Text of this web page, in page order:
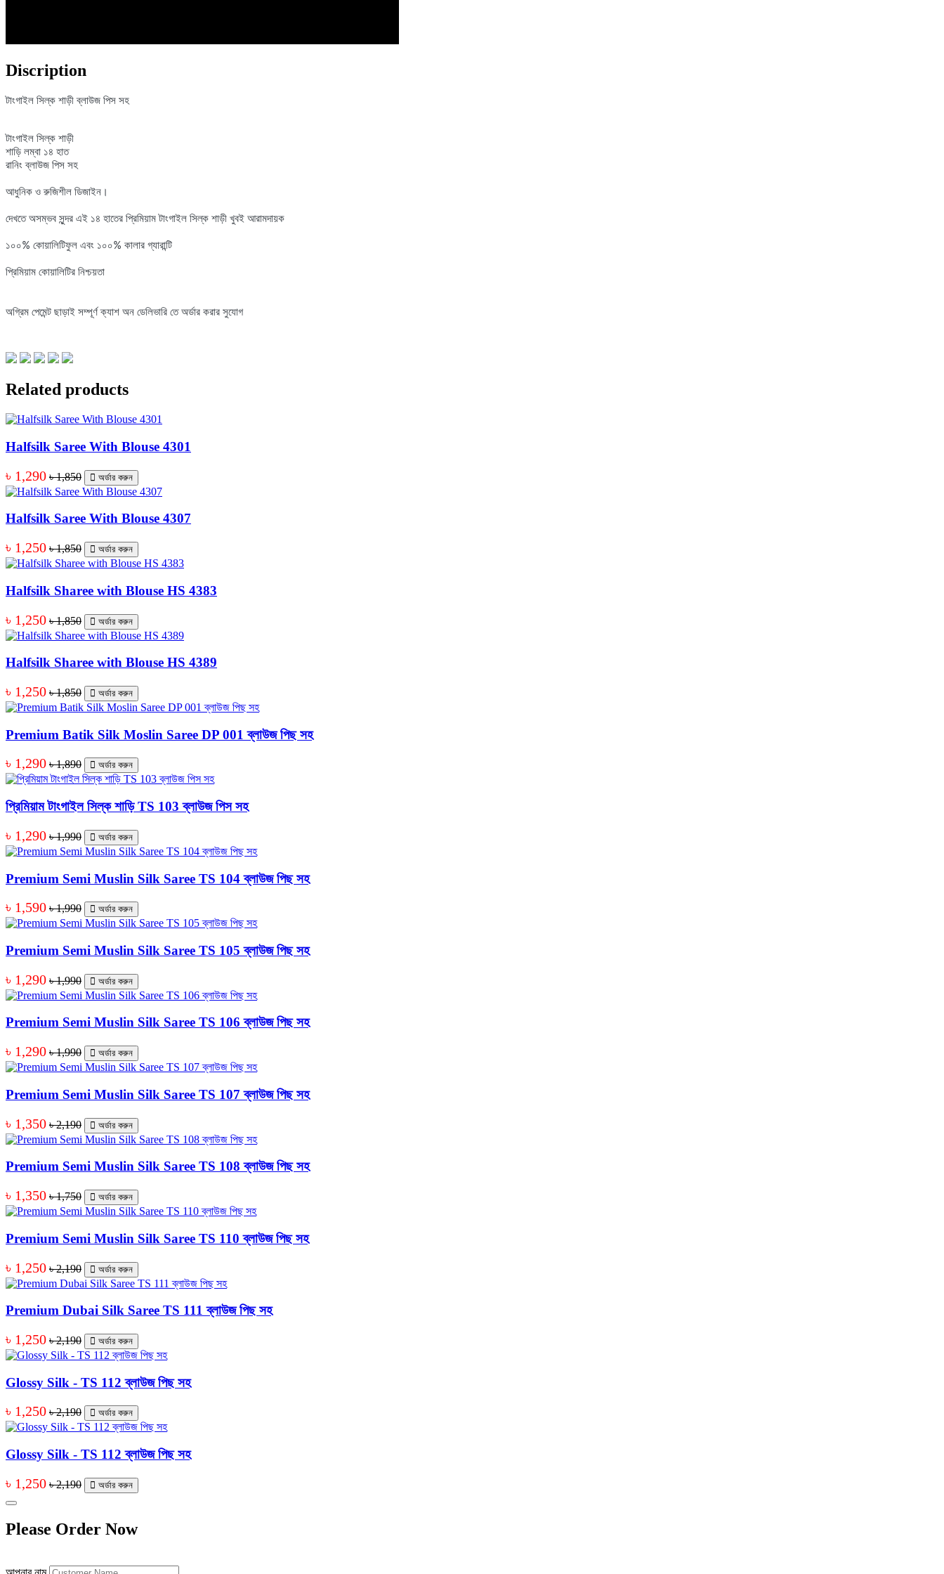
Discription
টাংগাইল সিল্ক শাড়ী ব্লাউজ পিস সহ
টাংগাইল সিল্ক শাড়ী
শাড়ি লম্বা ১৪ হাত
রানিং ব্লাউজ পিস সহ
আধুনিক ও রুজিশীল ডিজাইন।
দেখতে অসম্ভব সুন্দর এই ১৪ হাতের প্রিমিয়ামটাংগাইল সিল্ক শাড়ী খুবই আরামদায়ক
১০০% কোয়ালিটিফুল এবং ১০০% কালার গ্যারান্টি
প্রিমিয়াম কোয়ালিটির নিশ্চয়তা
অগ্রিম পেমেন্ট ছাড়াই সম্পূর্ণ ক্যাশ অন ডেলিভারি তে অর্ডার করার সুযোগ
Related products
Halfsilk Saree With Blouse 4301
৳ 1,290 ৳ 1,850 অর্ডার করুন
Halfsilk Saree With Blouse 4307
৳ 1,250 ৳ 1,850 অর্ডার করুন
Halfsilk Sharee with Blouse HS 4383
৳ 1,250 ৳ 1,850 অর্ডার করুন
Halfsilk Sharee with Blouse HS 4389
৳ 1,250 ৳ 1,850 অর্ডার করুন
Premium Batik Silk Moslin Saree DP 001 ব্লাউজ পিছ সহ
৳ 1,290 ৳ 1,890 অর্ডার করুন
প্রিমিয়াম টাংগাইল সিল্ক শাড়ি TS 103 ব্লাউজ পিস সহ
৳ 1,290 ৳ 1,990 অর্ডার করুন
Premium Semi Muslin Silk Saree TS 104 ব্লাউজ পিছ সহ
৳ 1,590 ৳ 1,990 অর্ডার করুন
Premium Semi Muslin Silk Saree TS 105 ব্লাউজ পিছ সহ
৳ 1,290 ৳ 1,990 অর্ডার করুন
Premium Semi Muslin Silk Saree TS 106 ব্লাউজ পিছ সহ
৳ 1,290 ৳ 1,990 অর্ডার করুন
Premium Semi Muslin Silk Saree TS 107 ব্লাউজ পিছ সহ
৳ 1,350 ৳ 2,190 অর্ডার করুন
Premium Semi Muslin Silk Saree TS 108 ব্লাউজ পিছ সহ
৳ 1,350 ৳ 1,750 অর্ডার করুন
Premium Semi Muslin Silk Saree TS 110 ব্লাউজ পিছ সহ
৳ 1,250 ৳ 2,190 অর্ডার করুন
Premium Dubai Silk Saree TS 111 ব্লাউজ পিছ সহ
৳ 1,250 ৳ 2,190 অর্ডার করুন
Glossy Silk - TS 112 ব্লাউজ পিছ সহ
৳ 1,250 ৳ 2,190 অর্ডার করুন
Glossy Silk - TS 112 ব্লাউজ পিছ সহ
৳ 1,250 ৳ 2,190 অর্ডার করুন
Please Order Now